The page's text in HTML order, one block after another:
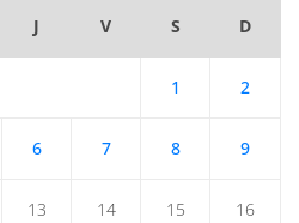
J V S D
1 2
6 7 8 9
13 14 15 16